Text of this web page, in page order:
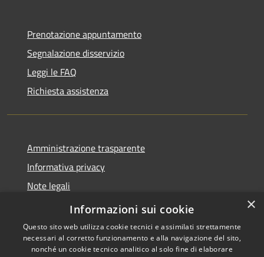
Prenotazione appuntamento
Segnalazione disservizio
Leggi le FAQ
Richiesta assistenza
Amministrazione trasparente
Informativa privacy
Note legali
Dichiarazione di accessibilità
×
Informazioni sui cookie
Questo sito web utilizza cookie tecnici e assimilati strettamente
necessari al corretto funzionamento e alla navigazione del sito,
nonché un cookie tecnico analitico al solo fine di elaborare